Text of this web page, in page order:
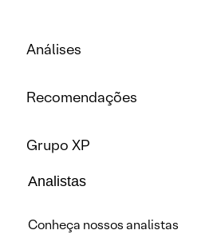
Análises
Recomendações
Grupo XP
Analistas
Conheça nossos analistas